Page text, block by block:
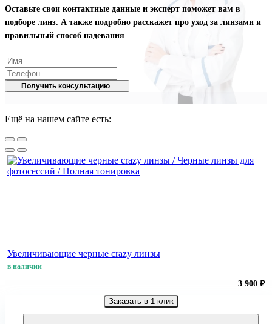
Оставьте свои контактные данные и эксперт поможет вам в
подборе линз. А также подробно расскажет про уход за линзами и
правильный способ надевания
Получить консультацию
Ещё на нашем сайте есть:
Увеличивающие черные crazy линзы
в наличии
3 900 ₽
Заказать в 1 клик